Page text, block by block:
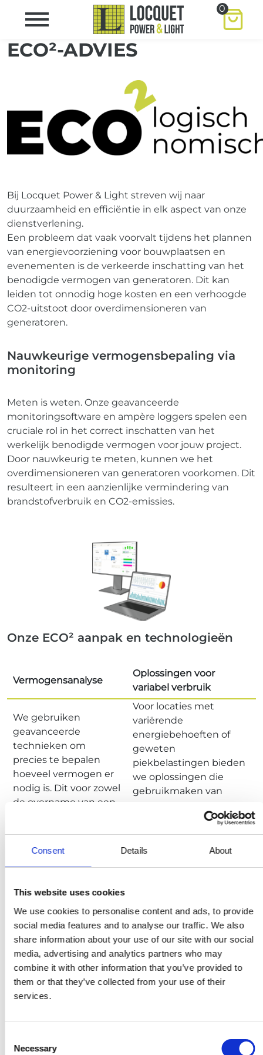
Consent Details About
This website uses cookies
We use cookies to personalise content and ads, to provide
social media features and to analyse our traffic. We also
share information about your use of our site with our social
media, advertising and analytics partners who may
combine it with other information that you’ve provided to
them or that they’ve collected from your use of their
services.
Selection
Necessary
0
ECO²-ADVIES
Bij Locquet Power & Light streven wij naar
duurzaamheid en efficiëntie in elk aspect van onze
dienstverlening.
Een probleem dat vaak voorvalt tijdens het plannen
van energievoorziening voor bouwplaatsen en
evenementen is de verkeerde inschatting van het
benodigde vermogen van generatoren. Dit kan
leiden tot onnodig hoge kosten en een verhoogde
CO2-uitstoot door overdimensioneren van
generatoren.
Nauwkeurige vermogensbepaling via
monitoring
Meten is weten. Onze geavanceerde
monitoringsoftware en ampère loggers spelen een
cruciale rol in het correct inschatten van het
werkelijk benodigde vermogen voor jouw project.
Door nauwkeurig te meten, kunnen we het
overdimensioneren van generatoren voorkomen. Dit
resulteert in een aanzienlijke vermindering van
brandstofverbruik en CO2-emissies.
Onze ECO² aanpak en technologieën
Vermogensanalyse
Oplossingen voor
variabel verbruik
We gebruiken
geavanceerde
technieken om
precies te bepalen
hoeveel vermogen er
nodig is. Dit voor zowel
de overname van een
stroomvoorzieningen.
Voor locaties met
variërende
energiebehoeften of
geweten
piekbelastingen bieden
we oplossingen die
gebruikmaken van
batterijpakketten om
efficiëntie te
maximaliseren
Voordelen van ons ECO²-advies
Bespaar kosten
ECO²-advies voorkomt de financiële last van
overmatig brandstofverbruik door het
overdimensioneren van generatoren.
Milieuvriendelijk
voetafdruk door de uitstoot van broeikasgassen